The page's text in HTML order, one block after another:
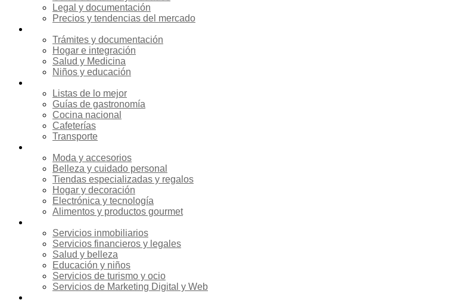
Legal y documentación
Precios y tendencias del mercado
Trámites y documentación
Hogar e integración
Salud y Medicina
Niños y educación
Listas de lo mejor
Guías de gastronomía
Cocina nacional
Cafeterías
Transporte
Moda y accesorios
Belleza y cuidado personal
Tiendas especializadas y regalos
Hogar y decoración
Electrónica y tecnología
Alimentos y productos gourmet
Servicios inmobiliarios
Servicios financieros y legales
Salud y belleza
Educación y niños
Servicios de turismo y ocio
Servicios de Marketing Digital y Web